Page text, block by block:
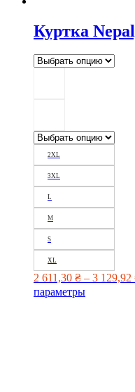
Куртка
2XL
3XL
L
M
S
XL
2 611,30 ₴ – 3 129,92
параметры